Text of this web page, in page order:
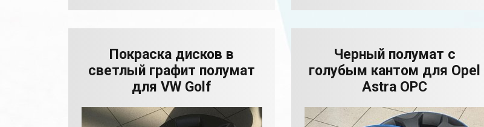
Покраска дисков в
светлый графит полумат
для VW Golf
Черный полумат с
голубым кантом для Opel
Astra OPC